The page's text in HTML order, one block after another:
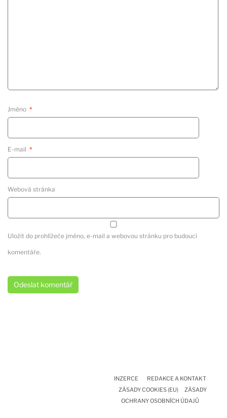
Jméno *
E-mail *
Webová stránka
Uložit do prohlížeče jméno, e-mail a webovou stránku pro budoucí
komentáře.
INZERCE
REDAKCE A KONTAKT
ZÁSADY COOKIES (EU)
ZÁSADY
OCHRANY OSOBNÍCH ÚDAJŮ